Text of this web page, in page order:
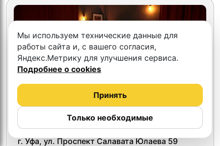
88 4.6
г. Уфа, ул. Проспект Салавата Юлаева 59
Мы используем технические данные для
работы сайта и, с вашего согласия,
Яндекс.Метрику для улучшения сервиса.
Подробнее о cookies
Только необходимые
Принять